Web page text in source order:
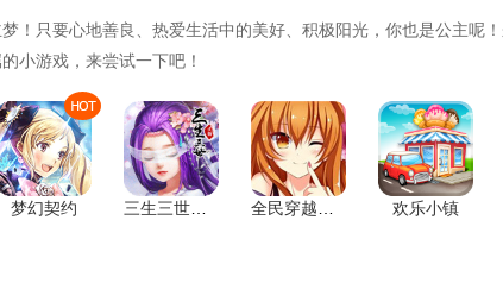
！只要心地善良、热爱生活中的美好、积极阳光，你也是公主呢
小游戏，来尝试一下吧！
梦幻契约 欢乐小镇